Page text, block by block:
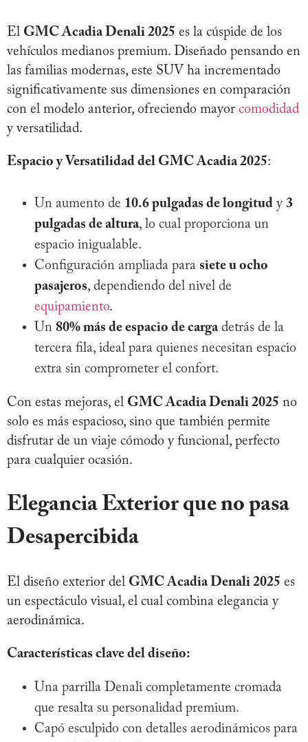
El GMC Acadia Denali 2025 es la cúspide de los
vehículos medianos premium. Diseñado pensando en
las familias modernas, este SUV ha incrementado
significativamente sus dimensiones en comparación
con el modelo anterior, ofreciendo mayor comodidad
y versatilidad.
Espacio y Versatilidad del GMC Acadia 2025:
Un aumento de 10.6 pulgadas de longitud y 3
pulgadas de altura, lo cual proporciona un
espacio inigualable.
Configuración ampliada para siete u ocho
pasajeros, dependiendo del nivel de
equipamiento.
Un 80% más de espacio de cargadetrás de la
tercera fila, ideal para quienes necesitan espacio
extra sin comprometer el confort.
Con estas mejoras, el GMC Acadia Denali 2025 no
solo es más espacioso, sino que también permite
disfrutar de un viaje cómodo y funcional, perfecto
para cualquier ocasión.
Elegancia Exterior que no pasa
Desapercibida
El diseño exterior del GMC Acadia Denali 2025 es
un espectáculo visual, el cual combina elegancia y
aerodinámica.
Características clave del diseño:
Una parrilla Denali completamente cromada
que resalta su personalidad premium.
Capó esculpido con detalles aerodinámicos para